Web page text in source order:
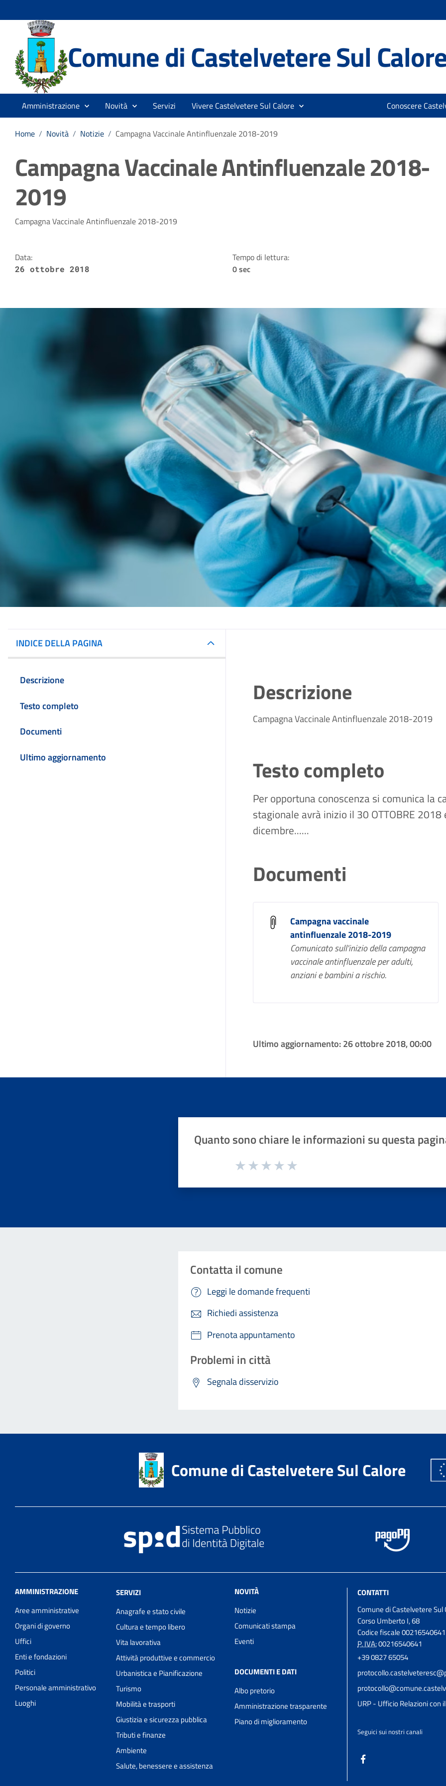
Comune di Castelvetere Sul
Amministrazione Novità Servizi Vivere Castelvetere Sul Calore Conoscere
Home / Novità / Notizie / Campagna Vaccinale Antinfluenzale 2018-2019
Campagna Vaccinale Antinfluenzale 2018-
2019
Dettagli della notizia
Campagna Vaccinale Antinfluenzale 2018-2019
Data:
26 ottobre 2018
Tempo di lettura:
0 sec
INDICE DELLA PAGINA
Descrizione
Testo completo
Documenti
Ultimo aggiornamento
Descrizione
Campagna Vaccinale Antinfluenzale 2018-2019
Testo completo
Per opportuna conoscenza si comunica la
stagionale avrà inizio il 30 OTTOBRE
dicembre......
Documenti
Campagna vaccinale
antinfluenzale 2018-2019
Comunicato sull'inizio della campagna
vaccinale antinfluenzale per adulti,
anziani e bambini a rischio.
Ultimo aggiornamento:26 ottobre 2018, 00:00
Quanto sono chiare le informazioni su questa
Valuta da 1 a 5 stelle la pagina
Contatta il comune
Leggi le domande frequenti
Richiedi assistenza
Prenota appuntamento
Problemi in città
Segnala disservizio
Comune di Castelvetere Sul Calore
AMMINISTRAZIONE
Aree amministrative
Organi di governo
Uffici
Enti e fondazioni
Politici
Personale amministrativo
Luoghi
SERVIZI
Anagrafe e stato civile
Cultura e tempo libero
Vita lavorativa
Attività produttive e commercio
Urbanistica e Pianificazione
Turismo
Mobilità e trasporti
Giustizia e sicurezza pubblica
Tributi e finanze
Ambiente
Salute, benessere e assistenza
NOVITÀ
Notizie
Comunicati stampa
Eventi
DOCUMENTI E DATI
Albo pretorio
Amministrazione trasparente
Piano di miglioramento
CONTATTI
Comune di Castelvetere Sul
Corso Umberto I, 68
Codice fiscale 00216540641
P. IVA:00216540641
+39 0827 65054
URP - Ufficio Relazioni con
Seguici sui nostri canali